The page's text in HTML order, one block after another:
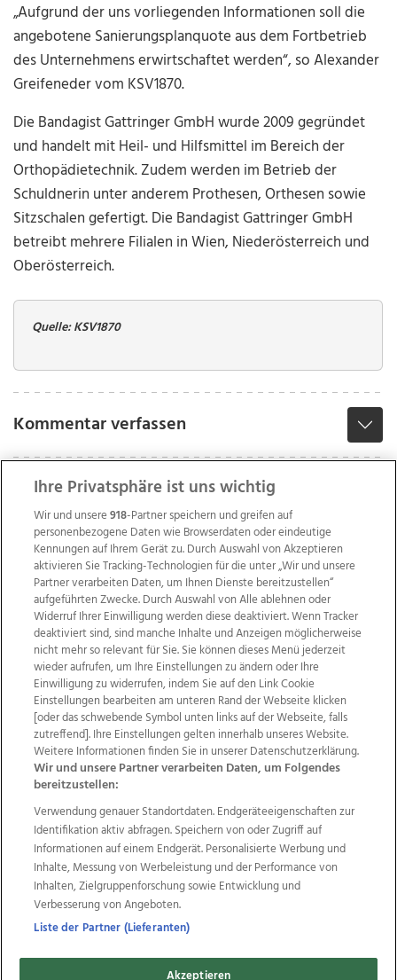
„Aufgrund der uns vorliegenden Informationen soll die
angebotene Sanierungsplanquote aus dem Fortbetrieb
des Unternehmens erwirtschaftet werden“, so Alexander
Greifeneder vom KSV1870.
Die Bandagist Gattringer GmbH wurde 2009 gegründet
und handelt mit Heil- und Hilfsmittel im Bereich der
Orthopädietechnik. Zudem werden im Betrieb der
Schuldnerin unter anderem Prothesen, Orthesen sowie
Sitzschalen gefertigt. Die Bandagist Gattringer GmbH
betreibt mehrere Filialen in Wien, Niederösterreich und
Oberösterreich.
Quelle: KSV1870
Kommentar verfassen
Wir über uns Mediadaten Kontakt
Jobs
Datenschutz
Impressum
AGB Anzeigekunden
AGB Website
Ehrenkodex Politische Werbung
Weitere Angebote des Medienhauses Wimmer
TV1 di-mog-i.at OÖNow
Ischler Woche
Life Radio
OÖNachrichten
OÖN Immobilien
OÖN Karriere
OÖN Reise
Promenaden Galerien
Regionaljobs
wasistlos.at wirtrauern.at
Ihre Privatsphäre ist uns wichtig
Wir und unsere918-Partner speichern und greifen auf
personenbezogene Daten wie Browserdaten oder eindeutige
Kennungen auf Ihrem Gerät zu. Durch Auswahl von Akzeptieren
aktivieren Sie Tracking-Technologien für die unter „Wir und unsere
Partner verarbeiten Daten, um Ihnen Dienste bereitzustellen“
aufgeführten Zwecke. Durch Auswahl von Alle ablehnen oder
Widerruf Ihrer Einwilligung werden diese deaktiviert. Wenn Tracker
deaktiviert sind, sind manche Inhalte und Anzeigen möglicherweise
nicht mehr so relevant für Sie. Sie können dieses Menü jederzeit
wieder aufrufen, um Ihre Einstellungen zu ändern oder Ihre
Einwilligung zu widerrufen, indem Sie auf den Link Cookie
Einstellungen bearbeiten am unteren Rand der Webseite klicken
[oder das schwebende Symbol unten links auf der Webseite, falls
zutreffend]. Ihre Einstellungen gelten innerhalb unseres Website.
Weitere Informationen finden Sie in unserer Datenschutzerklärung.
Wir und unsere Partner verarbeiten Daten, um Folgendes
bereitzustellen:
Verwendung genauer Standortdaten. Endgeräteeigenschaften zur
Identifikation aktiv abfragen. Speichern von oder Zugriff auf
Informationen auf einem Endgerät. Personalisierte Werbung und
Inhalte, Messung von Werbeleistung und der Performance von
Inhalten, Zielgruppenforschung sowie Entwicklung und
Verbesserung von Angeboten.
Liste der Partner (Lieferanten)
Akzeptieren